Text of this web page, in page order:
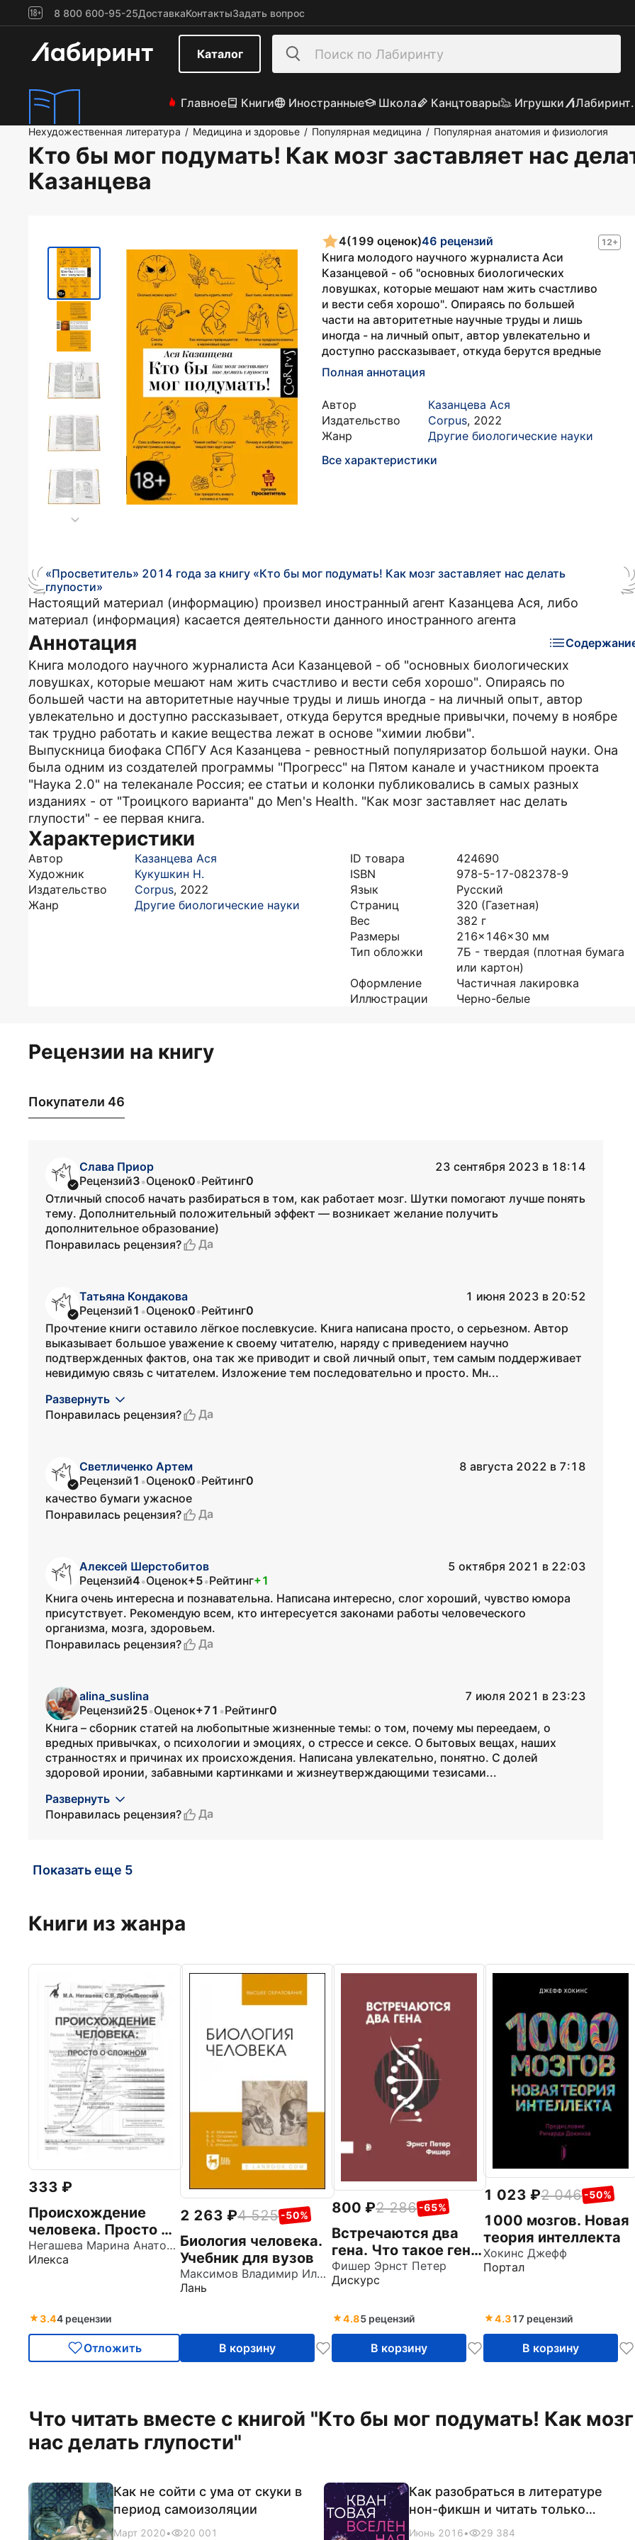
8 800 600-95-25ДоставкаКонтактыЗадать вопрос
Каталог
Главное Книги Иностранные Школа Канцтовары Игрушки
Нехудожественная литература / Медицина и здоровье / Популярная медицина / Популярная анатомия и физиология
Кто бы мог подумать! Как мозг заставляет нас
Казанцева
12+
4(199 оценок)46 рецензий
Книга молодого научного журналиста Аси
Казанцевой - об "основных биологических
ловушках, которые мешают нам жить счастливо
и вести себя хорошо". Опираясь по большей
части на авторитетные научные труды и лишь
иногда - на личный опыт, автор увлекательно и
доступно рассказывает, откуда берутся вредные
Полная аннотация
Автор
Казанцева Ася
Издательство
Corpus, 2022
Жанр
Другие биологические науки
Все характеристики
Настоящий материал (информацию) произвел иностранный агент Казанцева Ася, либо
материал (информация) касается деятельности данного иностранного агента
Аннотация
Книга молодого научного журналиста Аси Казанцевой - об "основных биологических
ловушках, которые мешают нам жить счастливо и вести себя хорошо". Опираясь по
большей части на авторитетные научные труды и лишь иногда - на личный опыт, автор
увлекательно и доступно рассказывает, откуда берутся вредные привычки, почему в ноябре
так трудно работать и какие вещества лежат в основе "химии любви".
Выпускница биофака СПбГУ Ася Казанцева - ревностный популяризатор большой науки. Она
была одним из создателей программы "Прогресс" на Пятом канале и участником проекта
"Наука 2.0" на телеканале Россия; ее статьи и колонки публиковались в самых разных
изданиях - от "Троицкого варианта" до Men's Health. "Как мозг заставляет нас делать
глупости" - ее первая книга.
Характеристики
Автор
Казанцева Ася
Художник
Кукушкин Н.
Издательство
Corpus, 2022
Жанр
Другие биологические науки
ID товара
424690
ISBN
978-5-17-082378-9
Язык
Русский
Страниц
320 (Газетная)
Вес
382 г
Размеры
216x146x30 мм
Тип обложки
7Б - твердая (плотная бумага
или картон)
Оформление
Частичная лакировка
Иллюстрации
Черно-белые
«Просветитель» 2014 года за книгу «Кто бы мог подумать! Как мозг заставляет нас делать
глупости»
Рецензии на книгу
Покупатели 46
Слава Приор
23 сентября 2023 в 18:14
Рецензий3•Оценок0•Рейтинг0
Отличный способ начать разбираться в том, как работает мозг. Шутки помогают лучше понять
тему. Дополнительный положительный эффект — возникает желание получить
дополнительное образование)
Понравилась рецензия?
Да
Татьяна Кондакова
1 июня 2023 в 20:52
Рецензий1 •Оценок0•Рейтинг0
Прочтение книги оставило лёгкое послевкусие. Книга написана просто, о серьезном. Автор
выказывает большое уважение к своему читателю, наряду с приведением научно
подтвержденных фактов, она так же приводит и свой личный опыт, тем самым поддерживает
невидимую связь с читателем. Изложение тем последовательно и просто. Мн...
Развернуть
Понравилась рецензия?
Да
Светличенко Артем
8 августа 2022 в 7:18
Рецензий1 •Оценок0•Рейтинг0
качество бумаги ужасное
Понравилась рецензия?
Да
Алексей Шерстобитов
5 октября 2021 в 22:03
Рецензий4•Оценок+5•Рейтинг+1
Книга очень интересна и познавательна. Написана интересно, слог хороший, чувство юмора
присутствует. Рекомендую всем, кто интересуется законами работы человеческого
организма, мозга, здоровьем.
Понравилась рецензия?
Да
alina_suslina
7 июля 2021 в 23:23
Рецензий25•Оценок+71 •Рейтинг0
Книга – сборник статей на любопытные жизненные темы: о том, почему мы переедаем, о
вредных привычках, о психологии и эмоциях, о стрессе и сексе. О бытовых вещах, наших
странностях и причинах их происхождения. Написана увлекательно, понятно. С долей
здоровой иронии, забавными картинками и жизнеутверждающими тезисами...
Развернуть
Понравилась рецензия?
Да
Показать еще 5
Книги из жанра
333
Происхождение
человека. Просто о
сложном. Учебное
пособие
Негашева Марина Анатольевна
Илекса
3.44 рецензии
Отложить
2 263 4 525 -50%
Биология человека.
Учебник для вузов
Максимов Владимир Ильич
Лань
В корзину
800 2 286 -65%
Встречаются два
гена. Что такое гены
и как они влияют на
нашу жизнь?
Фишер Эрнст Петер
Дискурс
4.85 рецензий
В корзину
1 023 2 046 -50%
1000 мозгов. Новая
теория интеллекта
Хокинс Джефф
Портал
4.317 рецензий
В корзину
Что читать вместе с книгой "Кто бы мог подумать! Как
нас делать глупости"
Как не сойти с ума от скуки в
период самоизоляции
Март 2020• 20 001
Как разобраться в литературе
нон-фикшн и читать только
лучшее
Июнь 2016• 29 384